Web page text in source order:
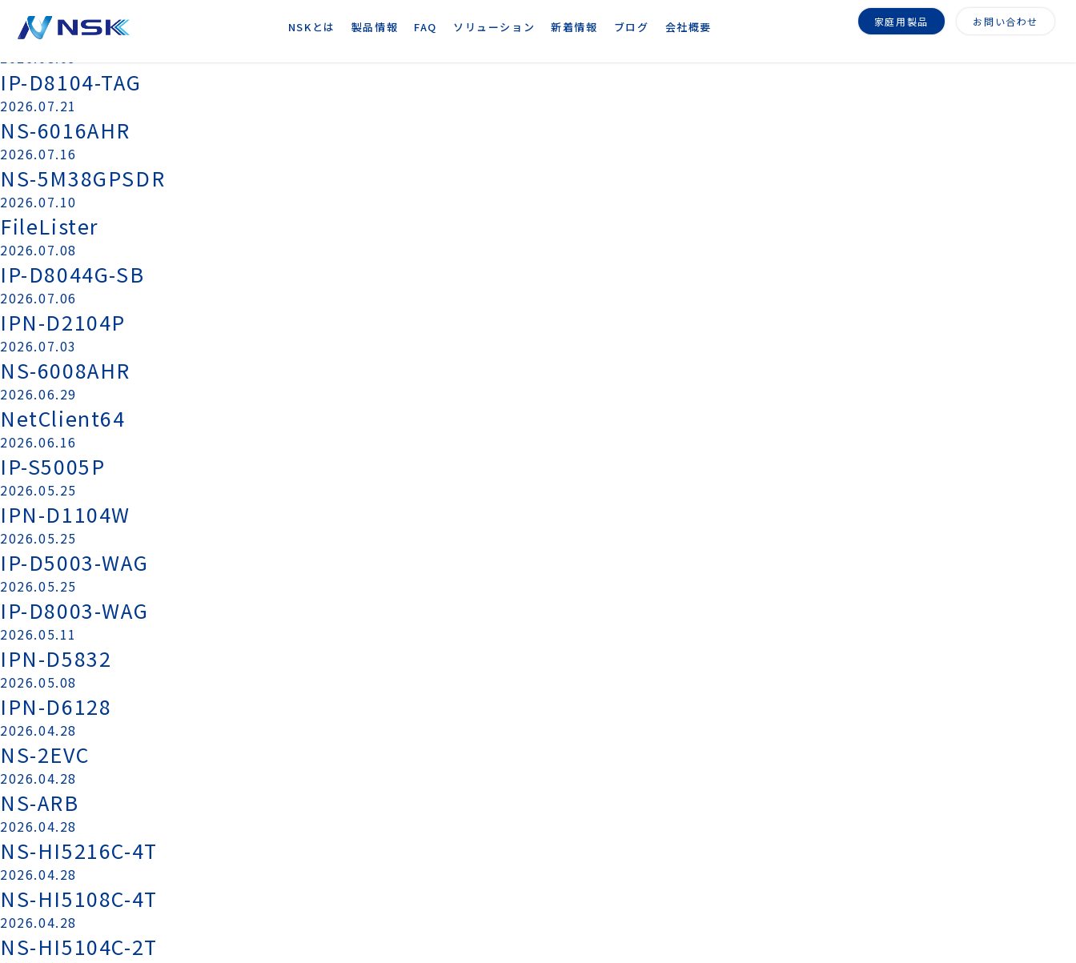
NSKとは 製品情報 FAQ ソリューション 新着情報 ブログ 会社概要 家庭用製品 お問い合わせ
NS-6004AHR
2026.08.03
IP-D8104-TAG
2026.07.21
NS-6016AHR
2026.07.16
NS-5M38GPSDR
2026.07.10
FileLister
2026.07.08
IP-D8044G-SB
2026.07.06
IPN-D2104P
2026.07.03
NS-6008AHR
2026.06.29
NetClient64
2026.06.16
IP-S5005P
2026.05.25
IPN-D1104W
2026.05.25
IP-D5003-WAG
2026.05.25
IP-D8003-WAG
2026.05.11
IPN-D5832
2026.05.08
IPN-D6128
2026.04.28
NS-2EVC
2026.04.28
NS-ARB
2026.04.28
NS-HI5216C-4T
2026.04.28
NS-HI5108C-4T
2026.04.28
NS-HI5104C-2T